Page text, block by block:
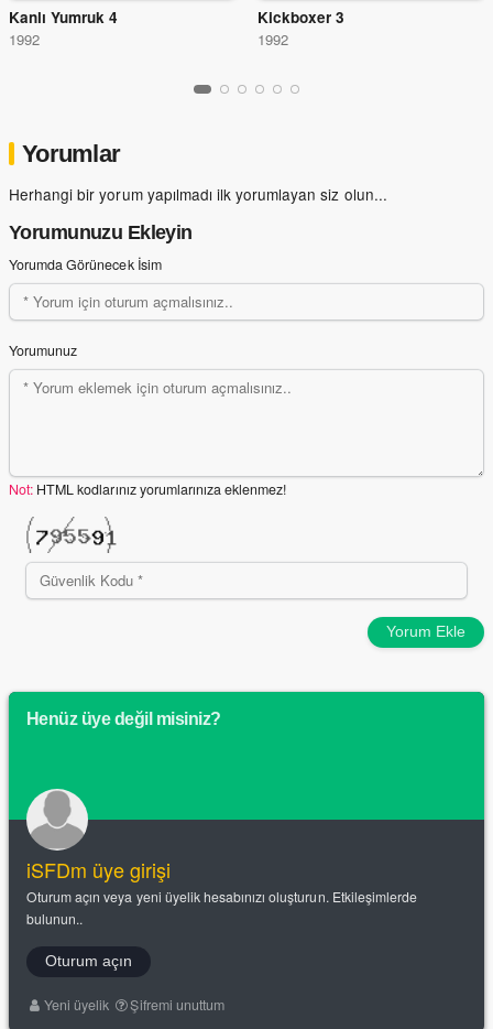
Kanlı Yumruk 4
1992
Kickboxer 3
1992
Yorumlar
Herhangi bir yorum yapılmadı ilk yorumlayan siz olun...
Yorumunuzu Ekleyin
Yorumda Görünecek İsim
Yorumunuz
Not: HTML kodlarınız yorumlarınıza eklenmez!
Yorum Ekle
Henüz üye değil misiniz?
iSFDm üye girişi
Oturum açın veya yeni üyelik hesabınızı oluşturun. Etkileşimlerde
bulunun..
Oturum açın
Yeni üyelik Şifremi unuttum